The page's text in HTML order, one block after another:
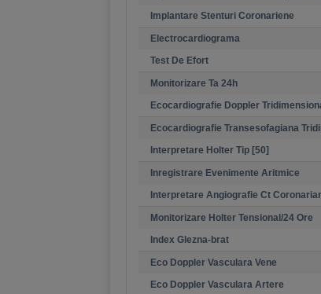
Implantare Stenturi Coronariene
Electrocardiograma
Test De Efort
Monitorizare Ta 24h
Ecocardiografie Doppler
Ecocardiografie Transesofagiana
Interpretare Holter Tip [50]
Inregistrare Evenimente Aritmice
Interpretare Angiografie Ct
Monitorizare Holter Tensional/24 Ore
Index Glezna-brat
Eco Doppler Vasculara Vene
Eco Doppler Vasculara Artere